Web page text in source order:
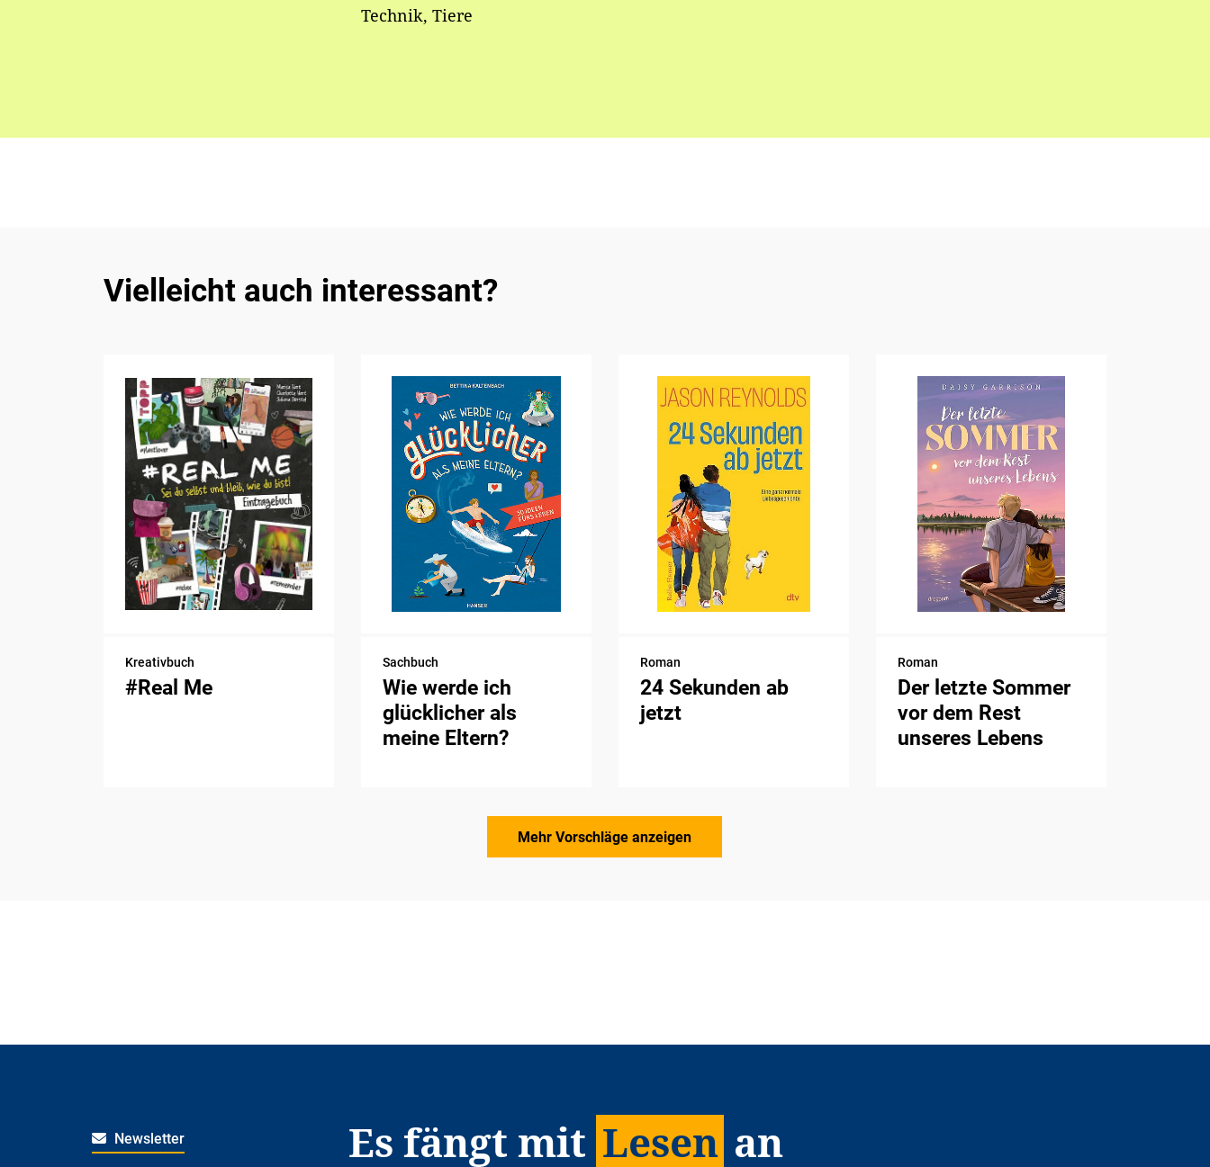
Technik, Tiere
Vielleicht auch interessant?
Kreativbuch
#Real Me
Sachbuch
Wie werde ich
glücklicher als
meine Eltern?
Roman
24 Sekunden ab
jetzt
Roman
Der letzte Sommer
vor dem Rest
unseres Lebens
Mehr Vorschläge anzeigen
Newsletter Es fängt mit Lesen an